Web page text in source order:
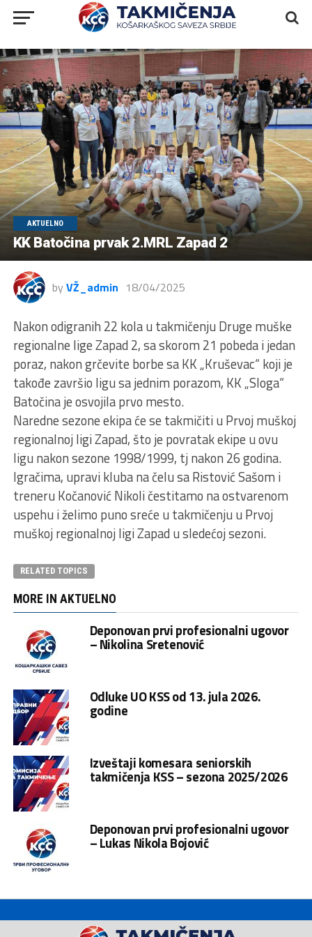
AKTUELNO
KK Batočina prvak 2.MRL Zapad 2
by VŽ_admin 18/04/2025
Nakon odigranih 22 kola u takmičenju Druge muške
regionalne lige Zapad 2, sa skorom 21 pobeda i jedan
poraz, nakon grčevite borbe sa KK „Kruševac“ koji je
takođe završio ligu sa jednim porazom, KK „Sloga“
Batočina je osvojila prvo mesto.
Naredne sezone ekipa će se takmičiti u Prvoj muškoj
regionalnoj ligi Zapad, što je povratak ekipe u ovu
ligu nakon sezone 1998/1999, tj nakon 26 godina.
Igračima, upravi kluba na čelu sa Ristović Sašom i
treneru Kočanović Nikoli čestitamo na ostvarenom
uspehu i želimo puno sreće u takmičenju u Prvoj
muškoj regionalnoj ligi Zapad u sledećoj sezoni.
RELATED TOPICS
MORE IN AKTUELNO
Deponovan prvi profesionalni ugovor
– Nikolina Sretenović
Odluke UO KSS od 13. jula 2026.
godine
Izveštaji komesara seniorskih
takmičenja KSS – sezona 2025/2026
Deponovan prvi profesionalni ugovor
– Lukas Nikola Bojović